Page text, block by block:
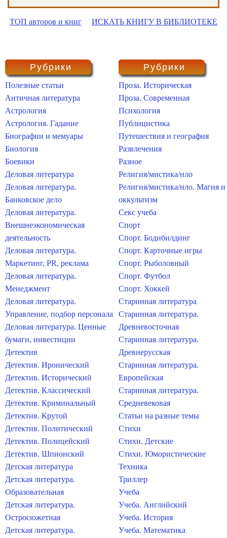
ТОП авторов и книг ИСКАТЬ КНИГУ В БИБЛИОТЕКЕ
Рубрики
Полезные статьи
Античная литература
Астрология
Астрология. Гадание
Биографии и мемуары
Биология
Боевики
Деловая литература
Деловая литература.
Банковское дело
Деловая литература.
Внешнеэкономическая
деятельность
Деловая литература.
Маркетинг, PR, реклама
Деловая литература.
Менеджмент
Деловая литература.
Управление, подбор персонала
Деловая литература. Ценные
бумаги, инвестиции
Детектив
Детектив. Иронический
Детектив. Исторический
Детектив. Классический
Детектив. Криминальный
Детектив. Крутой
Детектив. Политический
Детектив. Полицейский
Детектив. Шпионский
Детская литература
Детская литература.
Образовательная
Детская литература.
Остросюжетная
Детская литература.
Рубрики
Проза. Историческая
Проза. Современная
Психология
Публицистика
Путешествия и география
Развлечения
Разное
Религия/мистика/нло
Религия/мистика/нло. Магия и
оккультизм
Секс учеба
Спорт
Спорт. Бодибилдинг
Спорт. Карточные игры
Спорт. Рыболовный
Спорт. Футбол
Спорт. Хоккей
Старинная литература
Старинная литература.
Древневосточная
Старинная литература.
Древнерусская
Старинная литература.
Европейская
Старинная литература.
Средневековая
Статьи на разные темы
Стихи
Стихи. Детские
Стихи. Юмористические
Техника
Триллер
Учеба
Учеба. Английский
Учеба. История
Учеба. Математика